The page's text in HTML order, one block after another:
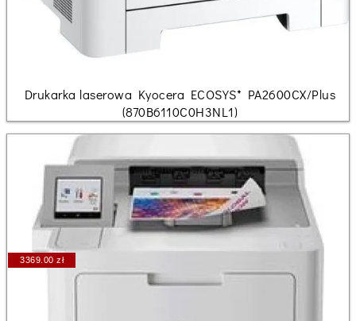
Drukarka laserowa Kyocera ECOSYS* PA2600CX/Plus
(870B6110C0H3NL1)
3369.00 zł